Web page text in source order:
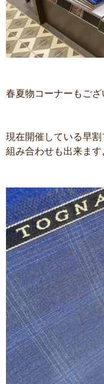
春夏物コーナーもござ
現在開催している早
組み合わせも出来ます